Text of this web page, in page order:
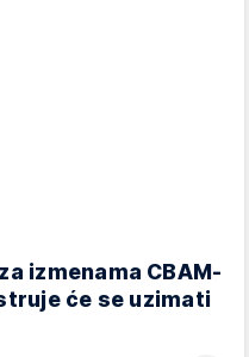
izmenama CBAM-
će se uzimati